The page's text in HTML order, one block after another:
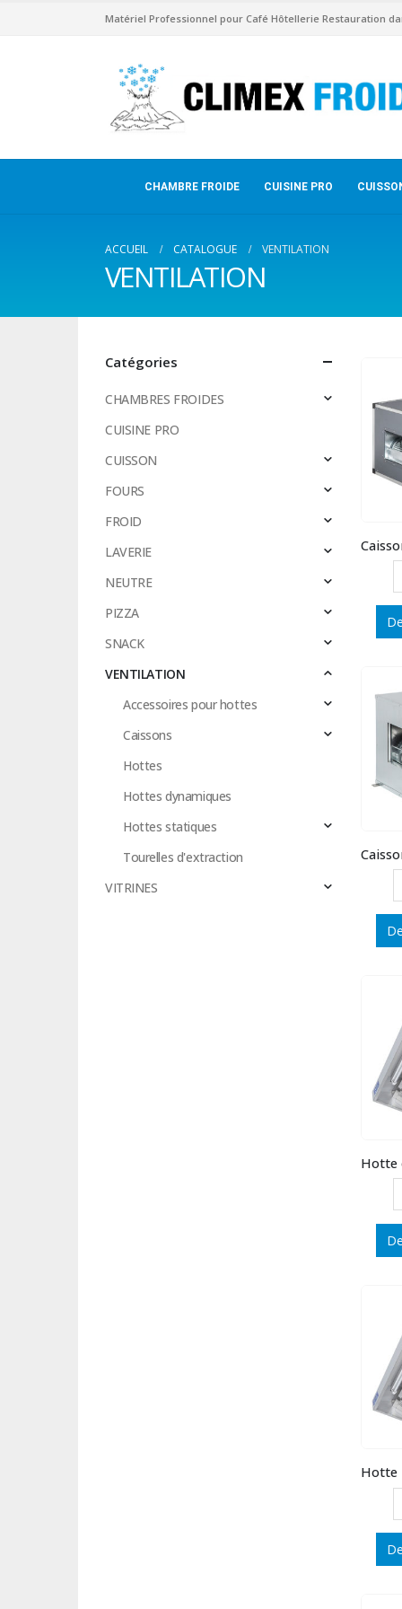
Matériel Professionnel pour Café Hôtellerie Restauration
CHAMBRE FROIDE CUISINE PRO
ACCUEIL CATALOGUE VENTILATION
VENTILATION
Catégories
CHAMBRES FROIDES
CUISINE PRO
CUISSON
FOURS
FROID
LAVERIE
NEUTRE
PIZZA
SNACK
VENTILATION
Accessoires pour hottes
Caissons
Hottes
Hottes dynamiques
Hottes statiques
Tourelles d'extraction
VITRINES